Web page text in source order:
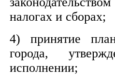
налогах и сборах;
4) принятие
города,
исполнении;